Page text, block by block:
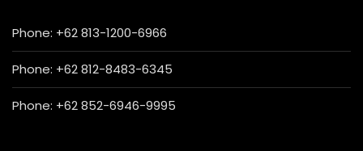
Phone: +62 813-1200-6966
Phone: +62 812-8483-6345
Phone: +62 852-6946-9995